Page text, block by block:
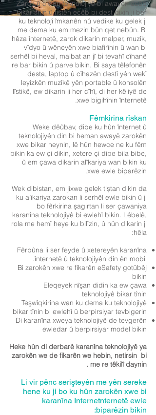
Zarok û ciwan teknolojiyê bi awayên ecêb
bikar tînin û tiştên ecêb bi dest dixin ji ber
ku teknolojî îmkanên nû vedike ku gelek ji
me dema ku em mezin bûn qet nebûn. Bi
hêza înternetê, zarok dikarin malper, muzîk,
vîdyo û wêneyên xwe biafirînin û wan bi
serhêl bi heval, malbat an jî bi tevahî cîhanê
re bar bikin û parve bikin. Bi saya têlefonên
desta, laptop û cîhazên destî yên wekî
leyizkên muzîkê yên portable û konsolên
lîstikê, ew dikarin ji her cîhî, di her kêliyê de
xwe bigihînin înternetê.
Fêmkirina rîskan
Weke dêûbav, dibe ku hûn înternet û
teknolojiyên din bi heman awayê zarokên
xwe bikar neynin, lê hûn hewce ne ku fêm
bikin ka ew çi dikin, xetere çi dibe bila bibe,
û em çawa dikarin alîkariya wan bikin ku
xwe ewle biparêzin.
Wek dibistan, em jixwe gelek tiştan dikin da
ku alîkariya zarokan li serhêl ewle bikin û ji
bo fêrkirina şagirtan li ser çawaniya
karanîna teknolojiyê bi ewlehî bikin. Lêbelê,
rola me hemî heye ku bilîzin, û hûn dikarin ji
hêla:
Fêrbûna li ser feyde û xetereyên karanîna
înternetê û teknolojiyên din ên mobîl.
Bi zarokên xwe re fikarên eSafety gotûbêj
bikin
Eleqeyek nîşan didin ka ew çawa
teknolojiyê bikar tînin
Teşwîqkirina wan ku dema ku teknolojiyê
bikar tînin bi ewlehî û berpirsiyar tevbigerin
Di karanîna xweya teknolojiyê de tevgerên
ewledar û berpirsiyar model bikin
Heke hûn di derbarê karanîna teknolojiyê ya
zarokên we de fikarên we hebin, netirsin bi
me re têkilî daynin
.
Li vir pênc serişteyên me yên sereke
hene ku ji bo ku hûn zarokên xwe bi
karanîna Internetnternetê ewle
biparêzin bikin: